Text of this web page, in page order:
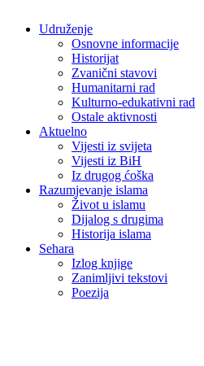
Udruženje
Osnovne informacije
Historijat
Zvanični stavovi
Humanitarni rad
Kulturno-edukativni rad
Ostale aktivnosti
Aktuelno
Vijesti iz svijeta
Vijesti iz BiH
Iz drugog ćoška
Razumjevanje islama
Život u islamu
Dijalog s drugima
Historija islama
Sehara
Izlog knjige
Zanimljivi tekstovi
Poezija